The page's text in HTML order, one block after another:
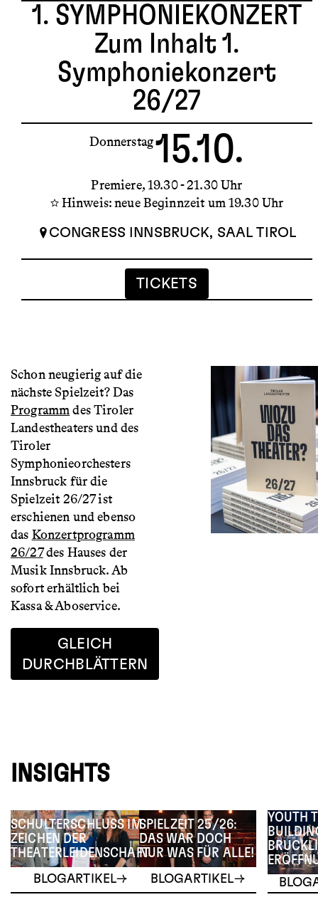
1. SYMPHONIEKONZERT
Zum Inhalt 1.
Symphoniekonzert
26/27
Donnerstag15.10.
Premiere 19.30 - 21.30 Uhr
Hinweis: neue Beginnzeit um 19.30 Uhr
CONGRESS INNSBRUCK, SAAL TIROL
TICKETS
Schon neugierig auf die
nächste Spielzeit? Das
Programmdes Tiroler
Landestheaters und des
Tiroler
Symphonieorchesters
Innsbruck für die
Spielzeit 26/27 ist
erschienen und ebenso
das Konzertprogramm
26/27des Hauses der
Musik Innsbruck. Ab
sofort erhältlich bei
Kassa & Aboservice.
GLEICH
DURCHBLÄTTERN
INSIGHTS
SCHULTERSCHLUSS IM
ZEICHEN DER
THEATERLEIDENSCHAFT
BLOGARTIKEL
SPIELZEIT 25/26:
DAS WAR DOCH
NUR WAS FÜR ALLE!
BLOGARTIKEL
YOUTH